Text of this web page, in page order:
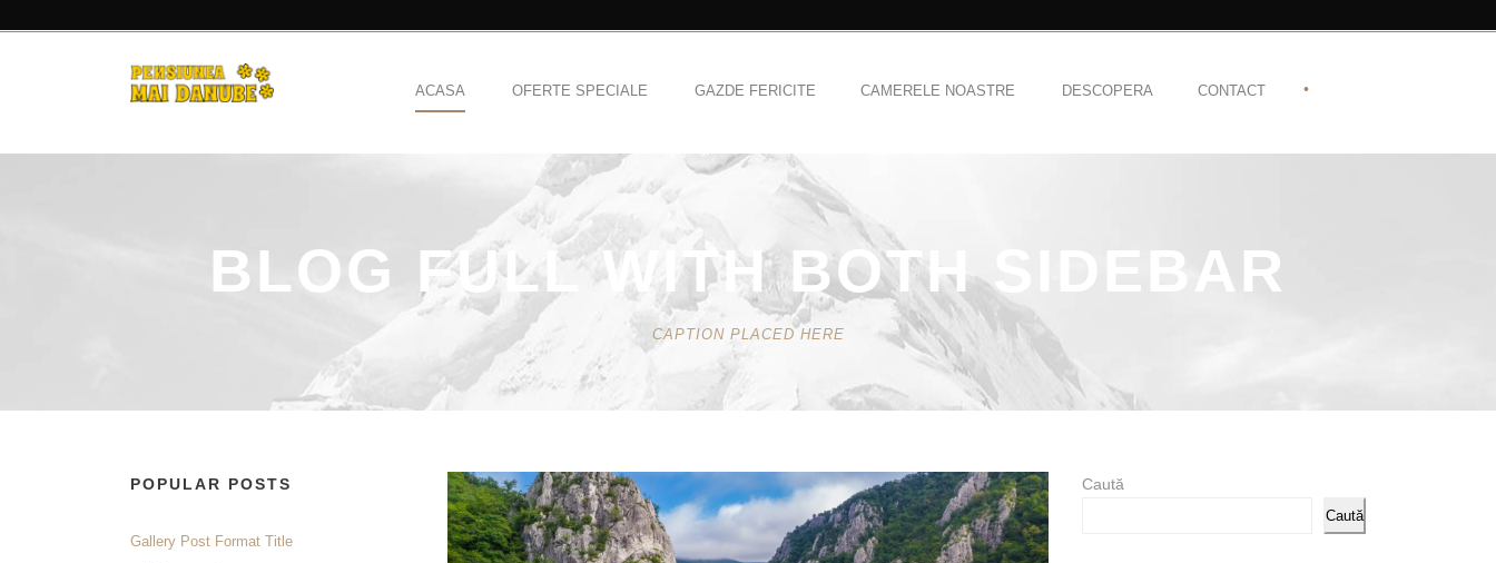
ACASA OFERTE SPECIALE GAZDE FERICITE CAMERELE NOASTRE DESCOPERA CONTACT •
BLOG FULL WITH BOTH SIDEBAR
CAPTION PLACED HERE
POPULAR POSTS
Gallery Post Format Title
Caută
Caută